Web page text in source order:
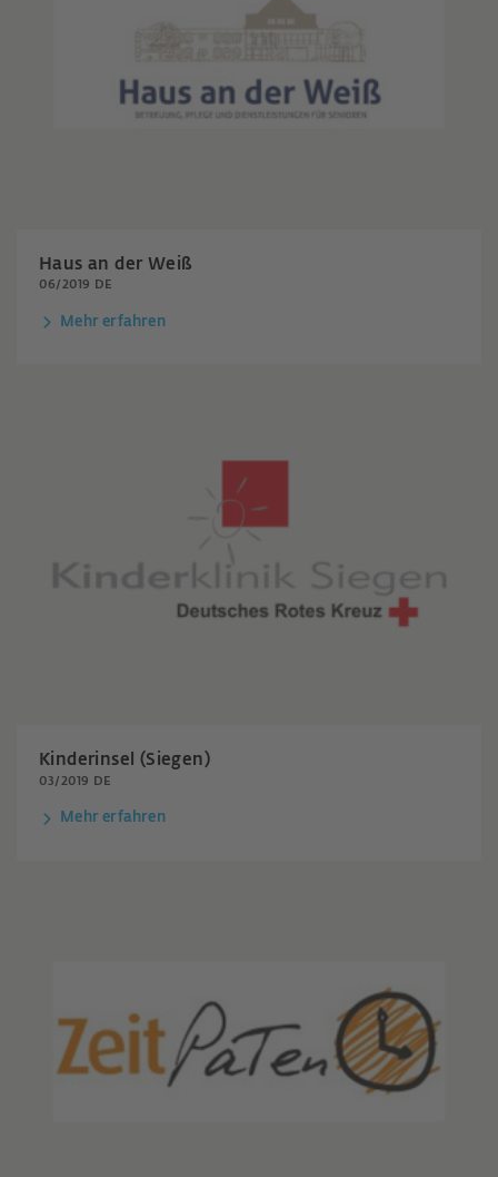
Haus an der Weiß
06/2019 DE
Mehr erfahren
Kinderinsel (Siegen)
03/2019 DE
Mehr erfahren